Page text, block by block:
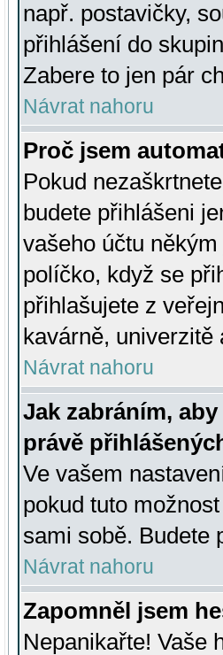
např. postavičky,
přihlášení do
Zabere to jen pár
Návrat nahoru
Proč jsem
Pokud
budete přihlášeni
vašeho účtu
políčko, když se
přihlašujete z
kavárně, univerzitě
Návrat nahoru
Jak zabráním,
právě
Ve vašem
pokud tuto možnost
sami sobě. Budete
Návrat nahoru
Zapomněl jsem
Nepanikařte! Vaše